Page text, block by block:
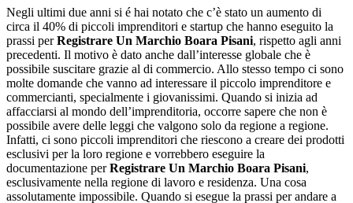
Negli ultimi due anni si é hai notato che c’è stato un aumento di
circa il 40% di piccoli imprenditori e startup che hanno eseguito la
prassi perRegistrare Un Marchio Boara Pisani, rispetto agli anni
precedenti. Il motivo è dato anche dall’interesse globale che è
possibile suscitare grazie al di commercio. Allo stesso tempo ci sono
molte domande che vanno ad interessare il piccolo imprenditore e
commercianti, specialmente i giovanissimi. Quando si inizia ad
affacciarsi al mondo dell’imprenditoria, occorre sapere che non è
possibile avere delle leggi che valgono solo da regione a regione.
Infatti, ci sono piccoli imprenditori che riescono a creare dei prodotti
esclusivi per la loro regione e vorrebbero eseguire la
documentazione perRegistrare Un Marchio Boara Pisani,
esclusivamente nella regione di lavoro e residenza. Una cosa
assolutamente impossibile. Quando si esegue la prassi per andare a